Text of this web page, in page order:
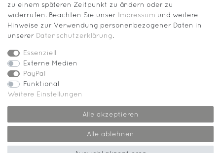
zu einem späteren Zeitpunkt zu ändern oder zu
widerrufen. Beachten Sie unser Impressum und weitere
Hinweise zur Verwendung personenbezogener Daten in
unserer Daten­schutz­erklärung.
Essenziell
Externe Medien
PayPal
Funktional
Weitere Einstellungen
Alle akzeptieren
Alle ablehnen
© Copyright 2026 | Alle Rechte vorbehalten.